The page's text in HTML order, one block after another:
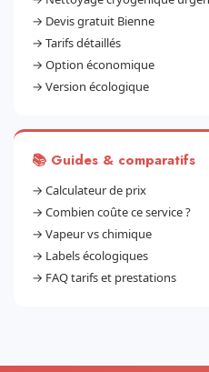
→ Devis gratuit Bienne
→ Tarifs détaillés
→ Option économique
→ Version écologique
📚 Guides & comparatifs
→ Calculateur de prix
→ Combien coûte ce service ?
→ Vapeur vs chimique
→ Labels écologiques
→ FAQ tarifs et prestations